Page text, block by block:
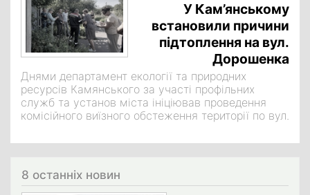
У Кам’янському
встановили причини
підтоплення на вул.
Дорошенка
Днями департамент екології та природних
ресурсів Камянського за участі профільних
служб та установ міста ініціював проведення
комісійного виїзного обстеження території по вул.
8 останніх новин